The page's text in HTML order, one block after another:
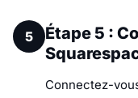
5
Étape 5 :
Connectez-